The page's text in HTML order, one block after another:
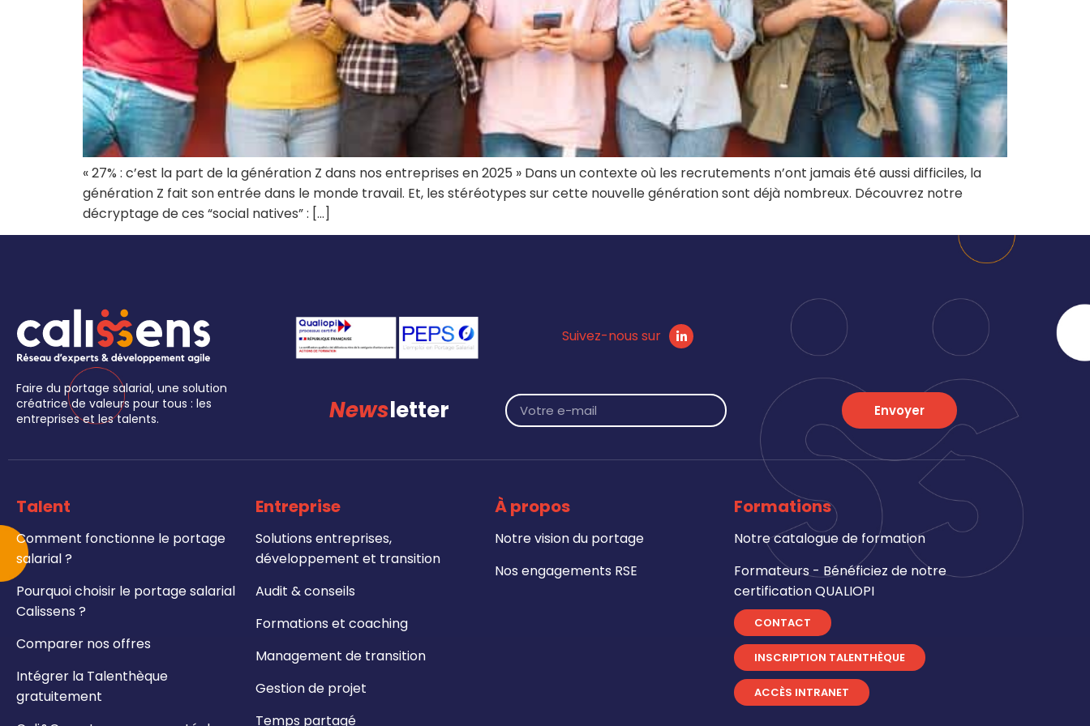
administratives
Booster mon
activité
Être
accompagné à
la carte
Rejoindre un
réseau
dynamique
transition
Auditer mon
organisation et
bénéficier de
conseils
Former ou
coacher mes
équipes
Renforcer mes
« 27% : c’est la part de la génération Z dans nos entreprises en 2025 » Dans un contexte où les recrutements n’ont jamais été aussi difficiles, la
génération Z fait son entrée dans le monde travail. Et, les stéréotypes sur cette nouvelle génération sont déjà nombreux. Découvrez notre
décryptage de ces “social natives” : […]
Suivez-nous sur
Faire du portage salarial, une solution
créatrice de valeurs pour tous : les
entreprises et les talents.
Newsletter Envoyer
Talent
Comment fonctionne le portage
salarial ?
Pourquoi choisir le portage salarial
Calissens ?
Comparer nos offres
Intégrer la Talenthèque
gratuitement
Entreprise
Solutions entreprises,
développement et transition
Audit & conseils
Formations et coaching
Management de transition
Gestion de projet
Temps partagé
À propos
Notre vision du portage
Nos engagements RSE
Formations
Notre catalogue de formation
Formateurs - Bénéficiez de notre
certification QUALIOPI
CONTACT
INSCRIPTION TALENTHÈQUE
ACCÈS INTRANET